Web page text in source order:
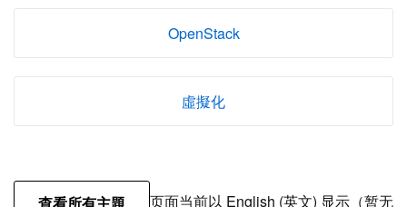
OpenStack
虛擬化
页面当前以 English (英文) 显示（暂无